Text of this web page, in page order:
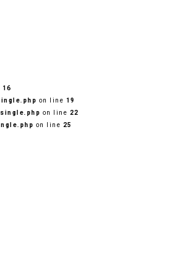
16
on line 19
on line 22
on line 25